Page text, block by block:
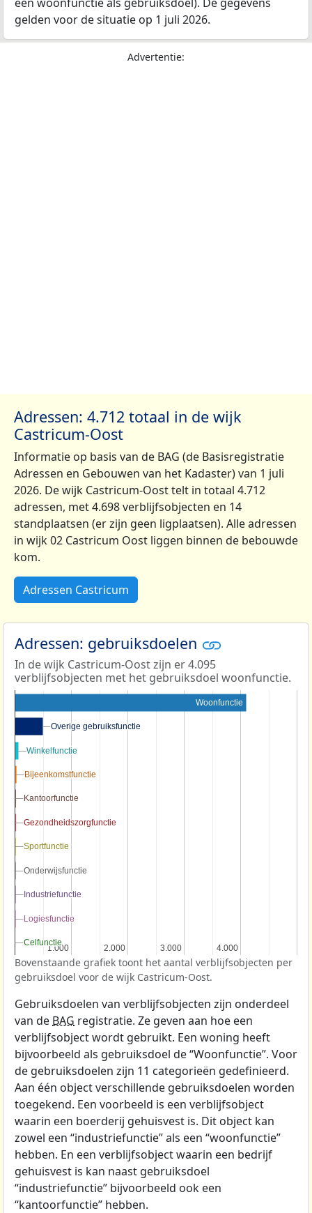
gelden voor de situatie op 1 juli 2026.
Advertentie:
Adressen: 4.712 totaal in de wijk
Castricum-Oost
Informatie op basis van de BAG (de Basisregistratie
Adressen en Gebouwen van het Kadaster) van 1 juli
2026. De wijk Castricum-Oost telt in totaal 4.712
adressen, met 4.698 verblijfsobjecten en 14
standplaatsen (er zijn geen ligplaatsen). Alle adressen
in wijk 02 Castricum Oost liggen binnen de bebouwde
kom.
Adressen Castricum
Adressen: gebruiksdoelen
In de wijk Castricum-Oost zijn er 4.095
verblijfsobjecten met het gebruiksdoel woonfunctie.
1.000
1.000 2.000
2.000 3.000
3.000 4.000
4.000
Woonfunctie
Overige gebruiksfunctie
Overige gebruiksfunctie
Winkelfunctie
Winkelfunctie
Bijeenkomstfunctie
Bijeenkomstfunctie
Kantoorfunctie
Kantoorfunctie
Gezondheidszorgfunctie
Gezondheidszorgfunctie
Sportfunctie
Sportfunctie
Onderwijsfunctie
Onderwijsfunctie
Industriefunctie
Industriefunctie
Logiesfunctie
Logiesfunctie
Celfunctie
Celfunctie
Bovenstaande grafiek toont het aantal verblijfsobjecten per
gebruiksdoel voor de wijk Castricum-Oost.
Gebruiksdoelen van verblijfsobjecten zijn onderdeel
van de BAG registratie. Ze geven aan hoe een
verblijfsobject wordt gebruikt. Een woning heeft
bijvoorbeeld als gebruiksdoel de “Woonfunctie”. Voor
de gebruiksdoelen zijn 11 categorieën gedefinieerd.
Aan één object verschillende gebruiksdoelen worden
toegekend. Een voorbeeld is een verblijfsobject
waarin een boerderij gehuisvest is. Dit object kan
zowel een “industriefunctie” als een “woonfunctie”
hebben. En een verblijfsobject waarin een bedrijf
gehuisvest is kan naast gebruiksdoel
“industriefunctie” bijvoorbeeld ook een
“kantoorfunctie” hebben.